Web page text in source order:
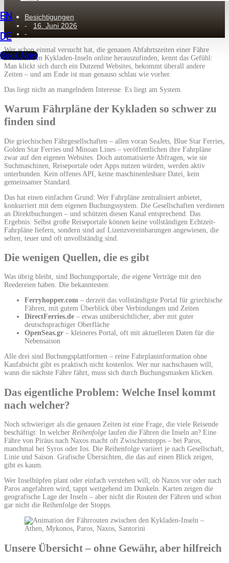
EN
DE
Book Now
Besichtigungen
- 16. Juni 2026
-
Wer schon einmal versucht hat, die genauen Abfahrtszeiten einer Fähre
zwischen den Kykladen-Inseln online herauszufinden, kennt das Gefühl:
Man klickt sich durch ein Dutzend Websites, bekommt überall andere
Zeiten – und am Ende ist man genauso schlau wie vorher.
Das liegt nicht an mangelndem Interesse. Es liegt am System.
Warum Fährpläne der Kykladen so schwer zu
finden sind
Die griechischen Fährgesellschaften – allen voran SeaJets, Blue Star Ferries,
Golden Star Ferries und Minoan Lines – veröffentlichen ihre Fahrpläne
zwar auf den eigenen Websites. Doch automatisierte Abfragen, wie sie
Suchmaschinen, Reiseportale oder Apps nutzen würden, werden aktiv
unterbunden. Kein offenes API, keine maschinenlesbare Datei, kein
gemeinsamer Standard.
Das hat einen einfachen Grund: Wer Fahrpläne zentralisiert anbietet,
konkurriert mit dem eigenen Buchungssystem. Die Gesellschaften verdienen
an Direktbuchungen – und schützen diesen Kanal entsprechend. Das
Ergebnis: Selbst große Reiseportale können keine vollständigen Echtzeit-
Fahrpläne liefern, sondern sind auf Lizenzvereinbarungen angewiesen, die
selten, teuer und oft unvollständig sind.
Die wenigen Quellen, die es gibt
Was übrig bleibt, sind Buchungsportale, die eigene Verträge mit den
Reedereien haben. Die bekanntesten:
Ferryhopper.com – derzeit das vollständigste Portal für griechische
Fähren, mit gutem Überblick über Verbindungen und Zeiten
DirectFerries.de – etwas unübersichtlicher, aber mit guter
deutschsprachiger Oberfläche
OpenSeas.gr – kleineres Portal, oft mit aktuelleren Daten für die
Nebensaison
Alle drei sind Buchungsplattformen – reine Fahrplaninformation ohne
Kaufabsicht gibt es praktisch nicht kostenlos. Wer nur nachschauen will,
wann die nächste Fähre fährt, muss sich durch Buchungsmasken klicken.
Das eigentliche Problem: Welche Insel kommt
nach welcher?
Noch schwieriger als die genauen Zeiten ist eine Frage, die viele Reisende
beschäftigt: In welcher Reihenfolge laufen die Fähren die Inseln an? Eine
Fähre von Piräus nach Naxos macht oft Zwischenstopps – bei Paros,
manchmal bei Syros oder Ios. Die Reihenfolge variiert je nach Gesellschaft,
Linie und Saison. Grafische Übersichten, die das auf einen Blick zeigen,
gibt es kaum.
Wer Inselhüpfen plant oder einfach verstehen will, ob Naxos vor oder nach
Paros angefahren wird, tappt weitgehend im Dunkeln. Karten zeigen die
geografische Lage der Inseln – aber nicht die Routen der Fähren und schon
gar nicht die Reihenfolge der Stopps.
Unsere Übersicht – ohne Gewähr, aber hilfreich